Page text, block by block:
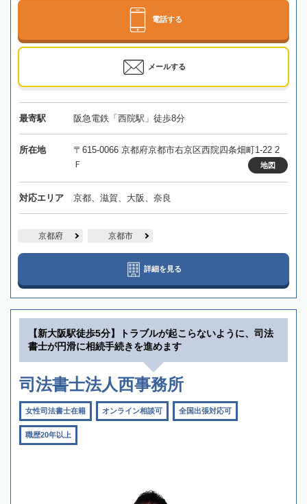
電話する
メールする
最寄駅 阪急電鉄「西院駅」徒歩8分
所在地
〒615-0066 京都府京都市右京区西院四条畑町1-22 2
Ｆ
地図
対応エリア 京都、滋賀、大阪、奈良
京都府 京都市
詳細を見る
【新大阪駅徒歩5分】トラブルが起こらないように、司法
書士が円滑に相続手続きを進めます
司法書士法人西事務所
女性司法書士在籍 オンライン相談可 全国出張対応可
職歴20年以上